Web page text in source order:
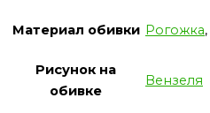
Материал обивки Рогожка,
Рисунок на
обивке
Вензеля